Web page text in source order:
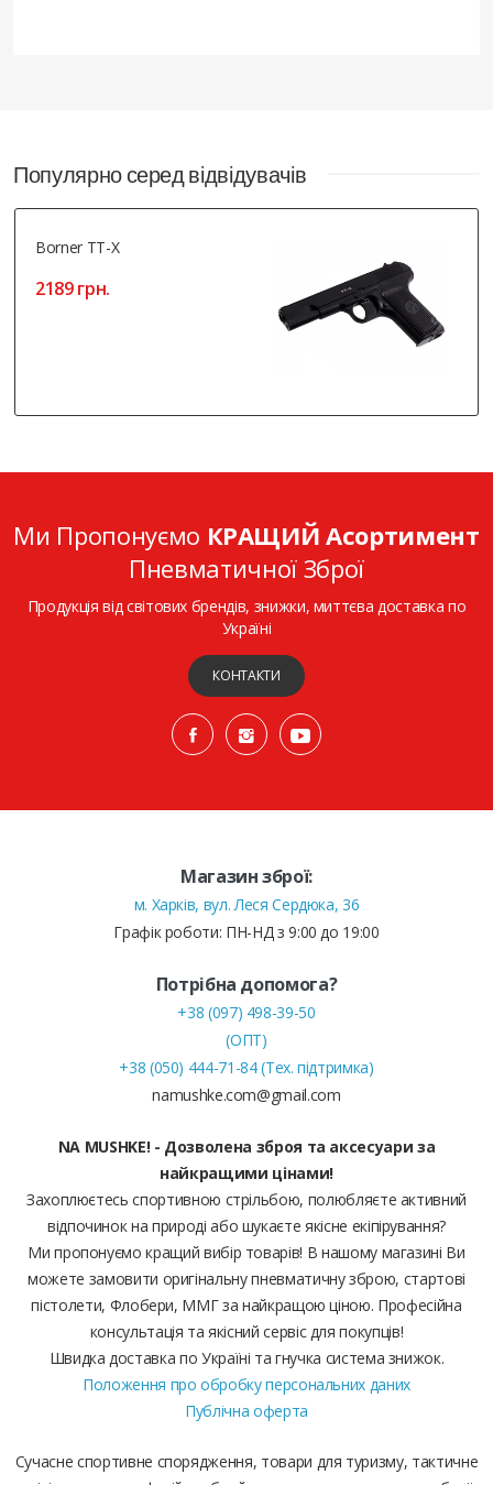
Популярно серед відвідувачів
Borner TT-X
2189 грн.
Ми Пропонуємо КРАЩИЙ Асортимент
Пневматичної Зброї
Продукція від світових брендів, знижки, миттєва доставка по
Україні
КОНТАКТИ
Магазин зброї:
м. Харків, вул. Леся Сердюка, 36
Графік роботи: ПН-НД з 9:00 до 19:00
Потрібна допомога?
+38 (097) 498-39-50
(ОПТ)
+38 (050) 444-71-84 (Тех. підтримка)
namushke.com@gmail.com
NA MUSHKE! - Дозволена зброя та аксесуари за
найкращими цінами!
Захоплюєтесь спортивною стрільбою, полюбляєте активний
відпочинок на природі або шукаєте якісне екіпірування?
Ми пропонуємо кращий вибір товарів! В нашому магазині Ви
можете замовити оригінальну пневматичну зброю, стартові
пістолети, Флобери, ММГ за найкращою ціною. Професійна
консультація та якісний сервіс для покупців!
Швидка доставка по Україні та гнучка система знижок.
Положення про обробку персональних даних
Публічна оферта
Сучасне спортивне спорядження, товари для туризму, тактичне